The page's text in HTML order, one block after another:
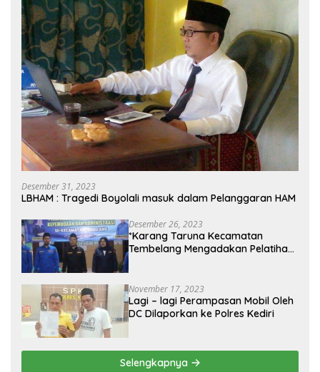
Desember 31, 2023
LBHAM : Tragedi Boyolali masuk dalam Pelanggaran HAM
Desember 26, 2023
*Karang Taruna Kecamatan
Tembelang Mengadakan Pelatihan
November 17, 2023
Lagi – lagi Perampasan Mobil Oleh
DC Dilaporkan ke Polres Kediri
Selengkapnya